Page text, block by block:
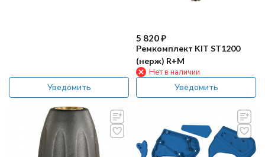
Уведомить
5 820₽
Ремкомплект KIT ST1200
(нерж) R+M
Нет в наличии
Уведомить